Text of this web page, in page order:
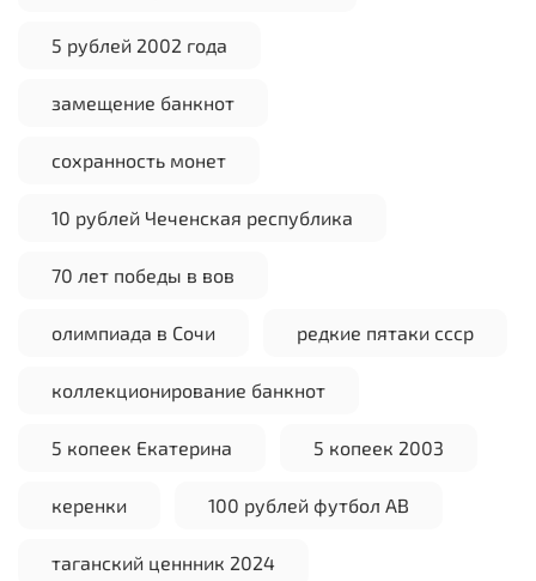
5 рублей 2002 года
замещение банкнот
сохранность монет
10 рублей Чеченская республика
70 лет победы в вов
олимпиада в Сочи редкие пятаки ссср
коллекционирование банкнот
5 копеек Екатерина 5 копеек 2003
керенки 100 рублей футбол АВ
таганский ценнник 2024